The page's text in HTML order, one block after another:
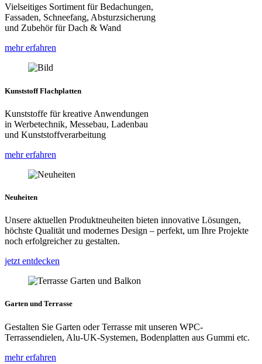
Vielseitiges Sortiment für Bedachungen,
Fassaden, Schneefang, Absturzsicherung
und Zubehör für Dach & Wand
mehr erfahren
Kunststoff Flachplatten
Kunststoffe für kreative Anwendungen
in Werbetechnik, Messebau, Ladenbau
und Kunststoffverarbeitung
mehr erfahren
Neuheiten
Unsere aktuellen Produktneuheiten bieten innovative Lösungen,
höchste Qualität und modernes Design – perfekt, um Ihre Projekte
noch erfolgreicher zu gestalten.
jetzt entdecken
Garten und Terrasse
Gestalten Sie Garten oder Terrasse mit unseren WPC-
Terrassendielen, Alu-UK-Systemen, Bodenplatten aus Gummi etc.
mehr erfahren